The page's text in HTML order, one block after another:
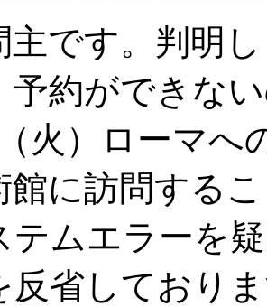
主です。判明
予約ができな
火）ローマへ
館に訪問する
テムエラーを
反省しており